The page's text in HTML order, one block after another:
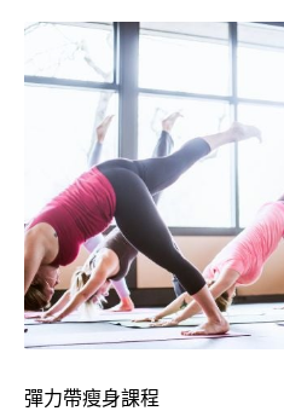
彈力帶瘦身課程